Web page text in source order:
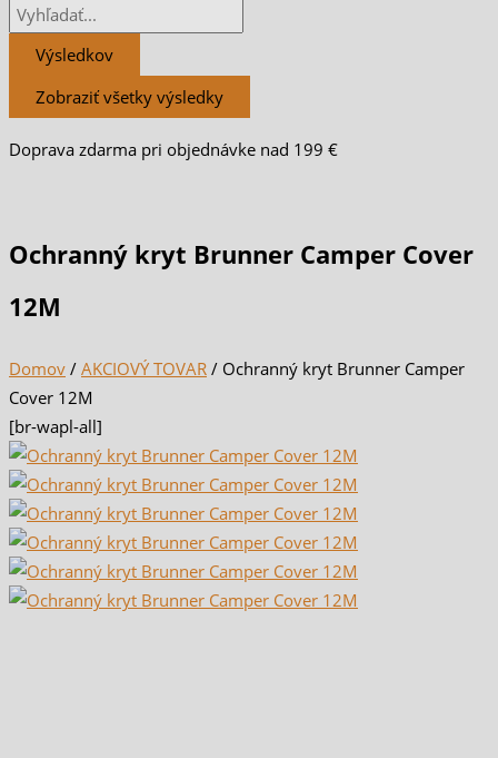
Výsledkov
Zobraziť všetky výsledky
Doprava zdarma pri objednávke nad 199 €
Ochranný kryt Brunner Camper Cover
12M
Domov / AKCIOVÝ TOVAR / Ochranný kryt Brunner Camper
Cover 12M
[br-wapl-all]